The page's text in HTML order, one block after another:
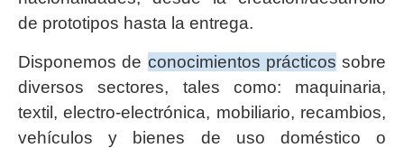
de prototipos hasta la entrega.
Disponemos de conocimientos prácticos sobre
diversos sectores, tales como: maquinaria,
textil, electro-electrónica, mobiliario, recambios,
vehículos y bienes de uso doméstico o